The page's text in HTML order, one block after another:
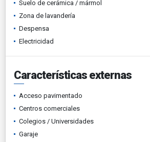
Suelo de cerámica / mármol
Zona de lavandería
Despensa
Electricidad
Características externas
Acceso pavimentado
Centros comerciales
Colegios / Universidades
Garaje